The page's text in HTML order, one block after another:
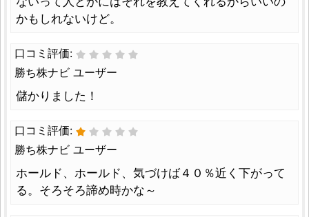
かもしれないけど。
口コミ評価:
勝ち株ナビ ユーザー
儲かりました！
口コミ評価:
勝ち株ナビ ユーザー
ホールド、ホールド、気づけば４０％近く下がって
る。そろそろ諦め時かな～